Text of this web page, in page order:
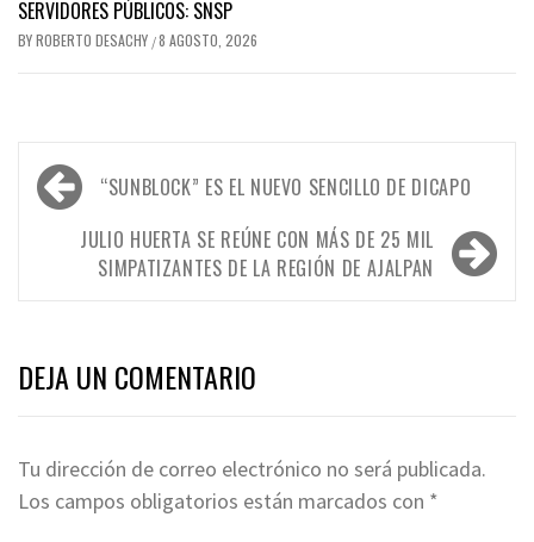
SERVIDORES PÚBLICOS: SNSP
BYROBERTO DESACHY /8 AGOSTO, 2026
Navegación
de
entradas
“SUNBLOCK” ES EL NUEVO SENCILLO DE DICAPO
JULIO HUERTA SE REÚNE CON MÁS DE 25 MIL
SIMPATIZANTES DE LA REGIÓN DE AJALPAN
DEJA UN COMENTARIO
Tu dirección de correo electrónico no será publicada.
Los campos obligatorios están marcados con *